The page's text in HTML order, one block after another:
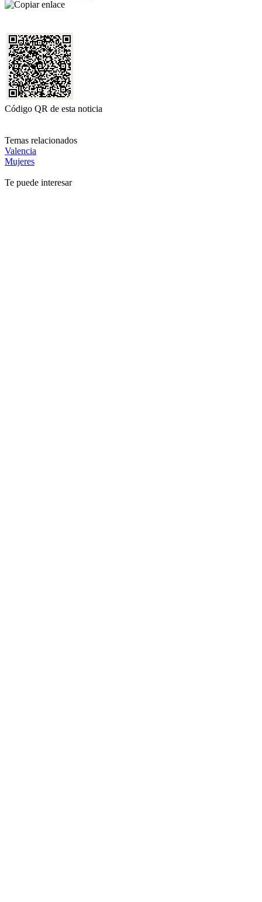
Código QR de esta noticia
Temas relacionados
Valencia
Mujeres
Te puede interesar